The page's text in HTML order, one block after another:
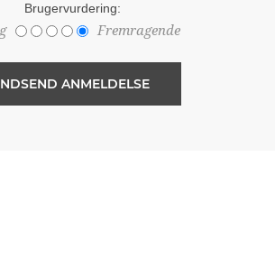
Brugervurdering:
Fremragende